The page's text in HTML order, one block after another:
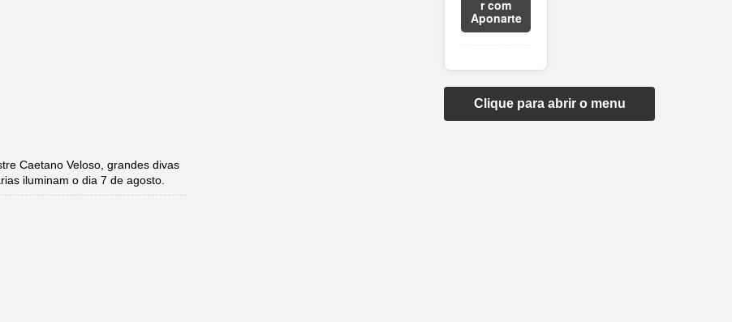
r com
Aponarte
Clique para abrir o menu
Caetano Veloso, grandes divas
iluminam o dia 7 de agosto.